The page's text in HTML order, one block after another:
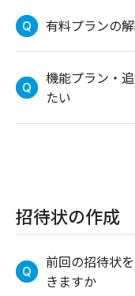
有料プランの
機能プラン・
たい
招待状の作成
前回の招待状
きますか